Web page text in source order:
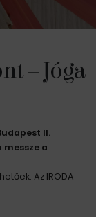
– Jóga
II.
a
Az IRODA